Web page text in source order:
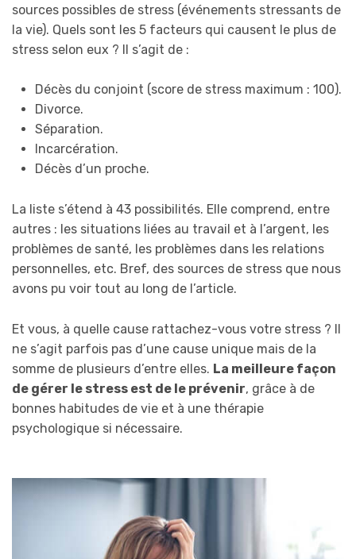
sources possibles de stress (événements stressants de
la vie). Quels sont les 5 facteurs qui causent le plus de
stress selon eux ? Il s’agit de :
Décès du conjoint (score de stress maximum : 100).
Divorce.
Séparation.
Incarcération.
Décès d’un proche.
La liste s’étend à 43 possibilités. Elle comprend, entre
autres : les situations liées au travail et à l’argent, les
problèmes de santé, les problèmes dans les relations
personnelles, etc. Bref, des sources de stress que nous
avons pu voir tout au long de l’article.
Et vous, à quelle cause rattachez-vous votre stress ? Il
ne s’agit parfois pas d’une cause unique mais de la
somme de plusieurs d’entre elles. La meilleure façon
de gérer le stress est de le prévenir, grâce à de
bonnes habitudes de vie et à une thérapie
psychologique si nécessaire.